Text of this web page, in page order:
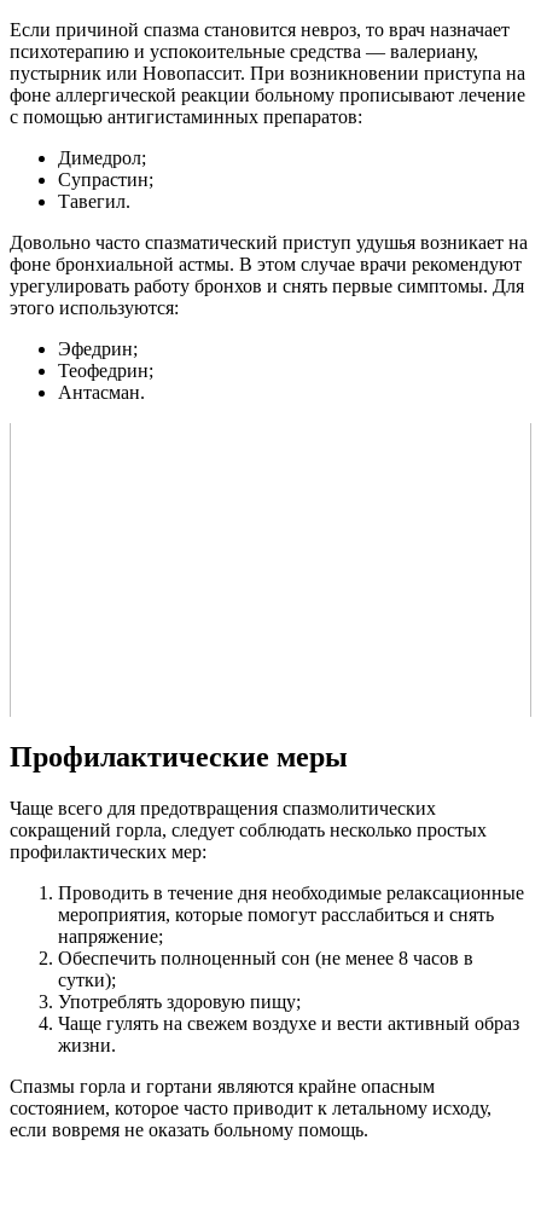
Если причиной спазма становится невроз, то врач назначает
психотерапию и успокоительные средства — валериану,
пустырник или Новопассит. При возникновении приступа на
фоне аллергической реакции больному прописывают лечение
с помощью антигистаминных препаратов:
Димедрол;
Супрастин;
Тавегил.
Довольно часто спазматический приступ удушья возникает на
фоне бронхиальной астмы. В этом случае врачи рекомендуют
урегулировать работу бронхов и снять первые симптомы. Для
этого используются:
Эфедрин;
Теофедрин;
Антасман.
Профилактические меры
Чаще всего для предотвращения спазмолитических
сокращений горла, следует соблюдать несколько простых
профилактических мер:
Проводить в течение дня необходимые релаксационные
мероприятия, которые помогут расслабиться и снять
напряжение;
Обеспечить полноценный сон (не менее 8 часов в
сутки);
Употреблять здоровую пищу;
Чаще гулять на свежем воздухе и вести активный образ
жизни.
Спазмы горла и гортани являются крайне опасным
состоянием, которое часто приводит к летальному исходу,
если вовремя не оказать больному помощь.